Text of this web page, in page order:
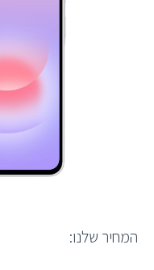
המחיר שלנו: